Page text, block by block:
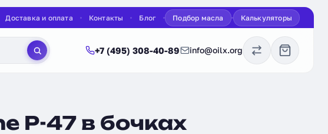
Доставка и оплата Контакты Блог Подбор масла Калькуляторы
+7 (495) 308-40-89 info@oilx.org
P-47 в бочках